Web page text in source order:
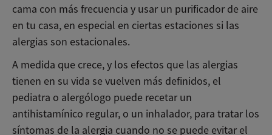
cama con más frecuencia y usar un purificador de aire
en tu casa, en especial en ciertas estaciones si las
alergias son estacionales.
A medida que crece, y los efectos que las alergias
tienen en su vida se vuelven más definidos, el
pediatra o alergólogo puede recetar un
antihistamínico regular, o un inhalador, para tratar los
síntomas de la alergia cuando no se puede evitar el